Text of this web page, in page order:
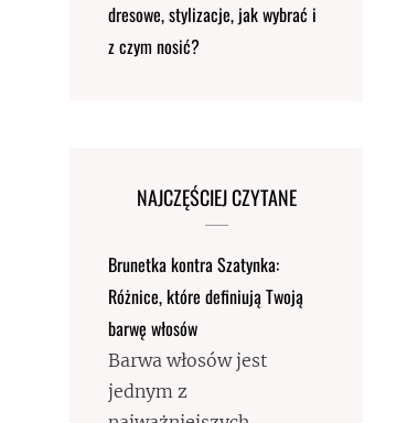
dresowe, stylizacje, jak wybrać i
z czym nosić?
NAJCZĘŚCIEJ CZYTANE
Brunetka kontra Szatynka:
Różnice, które definiują Twoją
barwę włosów
Barwa włosów jest
jednym z